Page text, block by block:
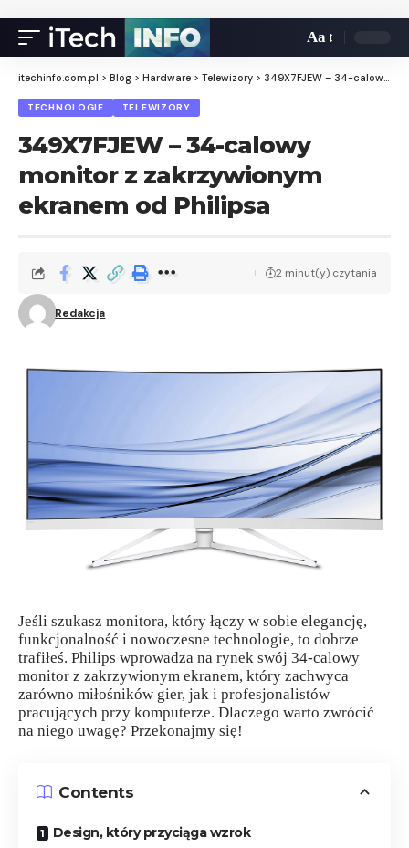
Aa
itechinfo.com.pl > Blog > Hardware > Telewizory > 349X7FJEW – 34-calowy monitor z zakrzywionym ekranem od Philipsa
TECHNOLOGIE TELEWIZORY
349X7FJEW – 34-calowy
monitor z zakrzywionym
ekranem od Philipsa
Redakcja
2 minut(y) czytania
Jeśli szukasz monitora, który łączy w sobie elegancję,
funkcjonalność i nowoczesne technologie, to dobrze
trafiłeś. Philips wprowadza na rynek swój 34-calowy
monitor z zakrzywionym ekranem, który zachwyca
zarówno miłośników gier, jak i profesjonalistów
pracujących przy komputerze. Dlaczego warto zwrócić
na niego uwagę? Przekonajmy się!
Contents
Design, który przyciąga wzrok